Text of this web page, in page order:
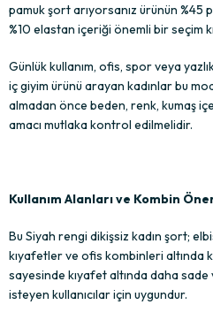
pamuk şort arıyorsanız ürünün %45
%10 elastan içeriği önemli bir seçim
Günlük kullanım, ofis, spor veya
iç giyim ürünü arayan kadınlar bu
almadan önce beden, renk, kumaş
amacı mutlaka kontrol edilmelidir.
Kullanım Alanları ve Kombin
Bu Siyah rengi dikişsiz kadın şort;
kıyafetler ve ofis kombinleri altında
sayesinde kıyafet altında daha
isteyen kullanıcılar için uygundur.